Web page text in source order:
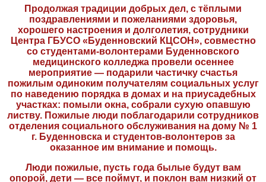
Продолжая традиции добрых дел, с тёплыми
поздравлениями и пожеланиями здоровья,
хорошего настроения и долголетия, сотрудники
Центра ГБУСО «Буденновский КЦСОН», совместно
со студентами-волонтерами Буденновского
медицинского колледжа провели осеннее
мероприятие — подарили частичку счастья
пожилым одиноким получателям социальных услуг
по наведению порядка в домах и на приусадебных
участках: помыли окна, собрали сухую опавшую
листву. Пожилые люди поблагодарили сотрудников
отделения социального обслуживания на дому № 1
г. Буденновска и студентов-волонтеров за
оказанное им внимание и помощь.
Люди пожилые, пусть года былые будут вам
опорой, дети — все поймут, и поклон вам низкий от